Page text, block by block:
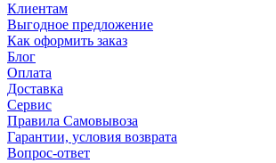
Клиентам
Выгодное предложение
Как оформить заказ
Блог
Оплата
Доставка
Сервис
Правила Самовывоза
Гарантии, условия возврата
Вопрос-ответ